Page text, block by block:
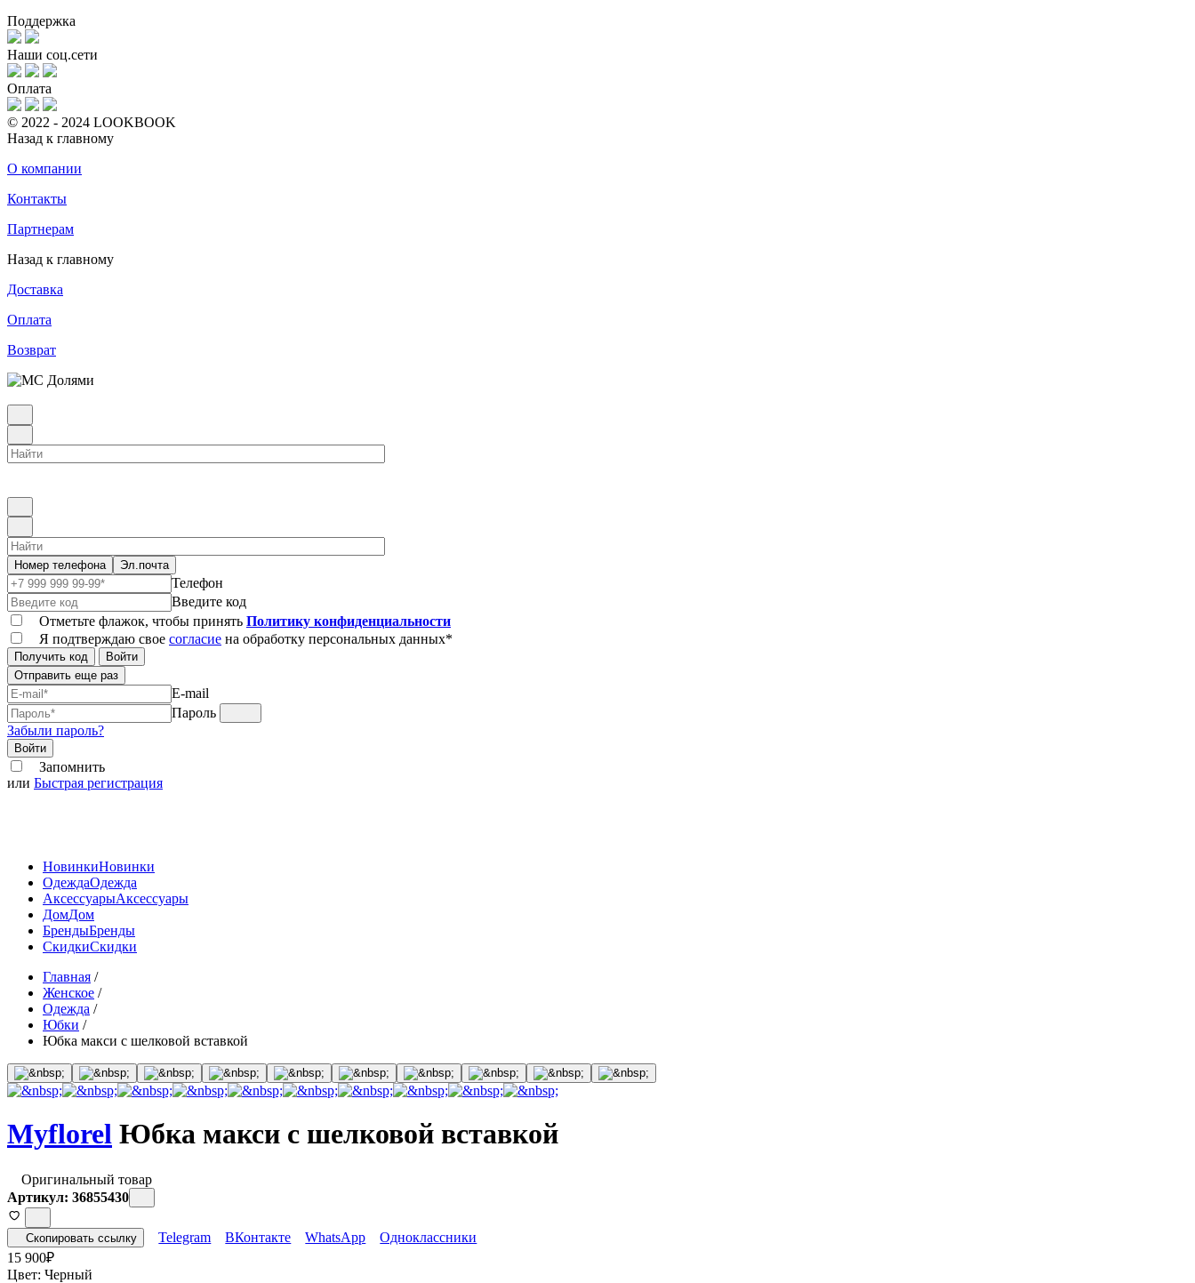
Поддержка
Наши соц.сети
Оплата
© 2022 - 2024 LOOKBOOK
Назад к главному
О компании
Контакты
Партнерам
Назад к главному
Доставка
Оплата
Возврат
Номер телефона Эл.почта
Телефон
Введите код
Отметьте флажок, чтобы принять Политику конфиденциальности
Я подтверждаю свое согласие на обработку персональных данных*
Получить код
Войти
Отправить еще раз
E-mail
Пароль
Забыли пароль?
Войти
Запомнить
или Быстрая регистрация
НовинкиНовинки
ОдеждаОдежда
АксессуарыАксессуары
ДомДом
БрендыБренды
СкидкиСкидки
Главная /
Женское /
Одежда /
Юбки /
Юбка макси с шелковой вставкой
Myflorel Юбка макси с шелковой вставкой
Оригинальный товар
Артикул: 36855430
Скопировать ссылку Telegram ВКонтакте WhatsApp
Одноклассники
15 900₽
Цвет: Черный